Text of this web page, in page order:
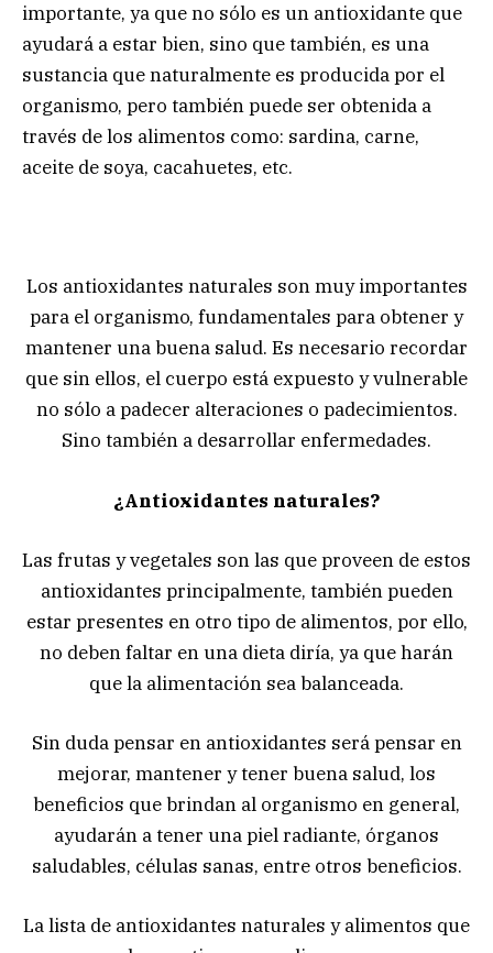
importante, ya que no sólo es un antioxidante que
ayudará a estar bien, sino que también, es una
sustancia que naturalmente es producida por el
organismo, pero también puede ser obtenida a
través de los alimentos como: sardina, carne,
aceite de soya, cacahuetes, etc.
Los antioxidantes naturales son muy importantes
para el organismo, fundamentales para obtener y
mantener una buena salud. Es necesario recordar
que sin ellos, el cuerpo está expuesto y vulnerable
no sólo a padecer alteraciones o padecimientos.
Sino también a desarrollar enfermedades.
¿Antioxidantes naturales?
Las frutas y vegetales son las que proveen de estos
antioxidantes principalmente, también pueden
estar presentes en otro tipo de alimentos, por ello,
no deben faltar en una dieta diría, ya que harán
que la alimentación sea balanceada.
Sin duda pensar en antioxidantes será pensar en
mejorar, mantener y tener buena salud, los
beneficios que brindan al organismo en general,
ayudarán a tener una piel radiante, órganos
saludables, células sanas, entre otros beneficios.
La lista de antioxidantes naturales y alimentos que